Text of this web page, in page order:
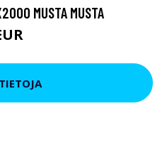
MUSTA MUSTA